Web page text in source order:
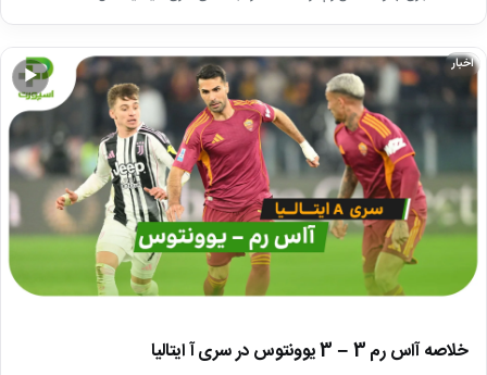
▶
اخبار
خلاصه آاس رم 3 – 3 یوونتوس در سری آ ایتالیا